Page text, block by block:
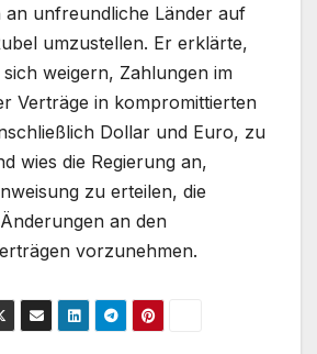
an unfreundliche Länder auf
umzustellen. Er erklärte,
weigern, Zahlungen im
Verträge in kompromittierten
Dollar und Euro, zu
wies die Regierung an,
zu erteilen, die
an den
vorzunehmen.